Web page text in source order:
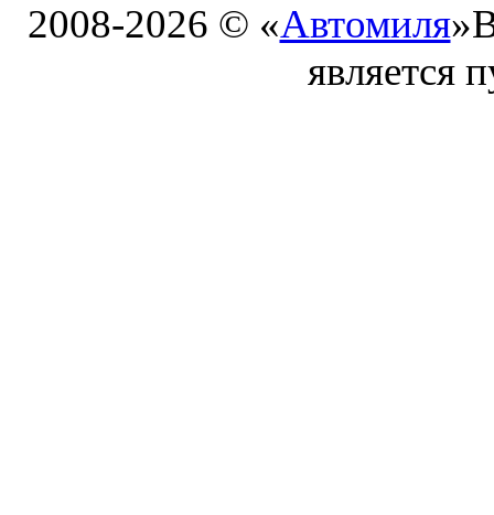
2008-2026 © «Автомиля»
является